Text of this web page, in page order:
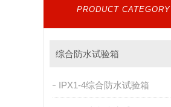
PRODUCT CATEGORY
综合防水试验箱
IPX1-4综合防水试验箱